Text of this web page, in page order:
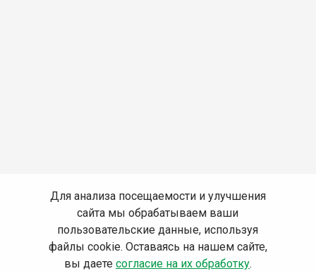
Для анализа посещаемости и улучшения
сайта мы обрабатываем ваши
пользовательские данные, используя
файлы cookie. Оставаясь на нашем сайте,
вы даете согласие на их обработку.